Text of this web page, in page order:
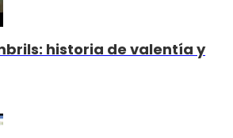
historia de valentía y